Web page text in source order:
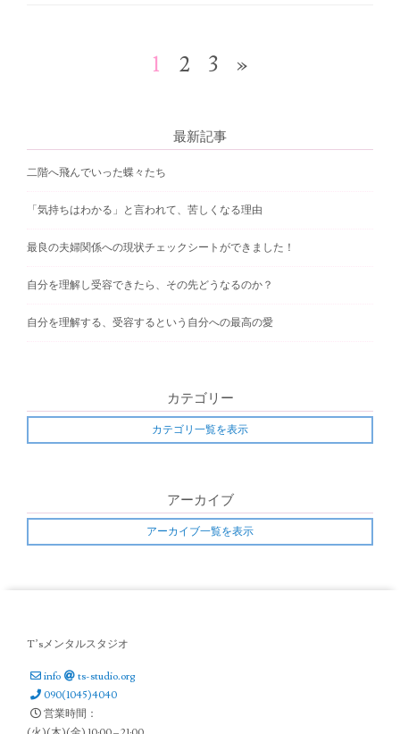
1 2 3 »
最新記事
二階へ飛んでいった蝶々たち
「気持ちはわかる」と言われて、苦しくなる理由
最良の夫婦関係への現状チェックシートができました！
自分を理解し受容できたら、その先どうなるのか？
自分を理解する、受容するという自分への最高の愛
カテゴリー
カテゴリ一覧を表示
アーカイブ
アーカイブ一覧を表示
T’sメンタルスタジオ
info
ts-studio.org
090(1045)4040
営業時間：